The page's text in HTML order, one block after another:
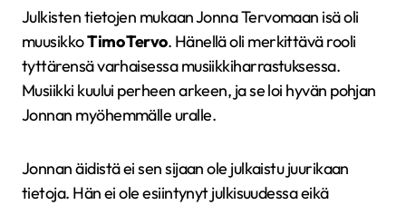
Julkisten tietojen mukaan Jonna Tervomaan isä oli
muusikkoTimo Tervo. Hänellä oli merkittävä rooli
tyttärensä varhaisessa musiikkiharrastuksessa.
Musiikki kuului perheen arkeen, ja se loi hyvän pohjan
Jonnan myöhemmälle uralle.
Jonnan äidistä ei sen sijaan ole julkaistu juurikaan
tietoja. Hän ei ole esiintynyt julkisuudessa eikä